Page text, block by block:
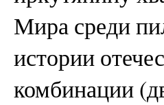
Мира среди
истории
комбинации